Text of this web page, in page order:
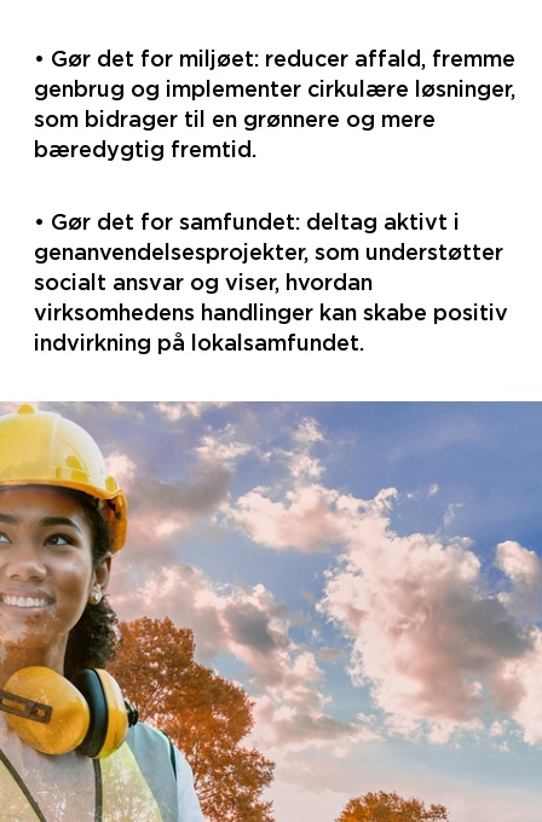
• Gør det for miljøet: reducer affald, fremme
genbrug og implementer cirkulære løsninger,
som bidrager til en grønnere og mere
bæredygtig fremtid.
• Gør det for samfundet: deltag aktivt i
genanvendelsesprojekter, som understøtter
socialt ansvar og viser, hvordan
virksomhedens handlinger kan skabe positiv
indvirkning på lokalsamfundet.